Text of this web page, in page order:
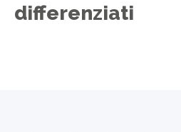
differenziati